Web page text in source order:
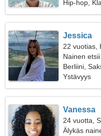
Hip-hop,
Jessica
22 vuotias,
Nainen
Berliini,
Ystävyys
Vanessa
24 vuotta,
Älykäs